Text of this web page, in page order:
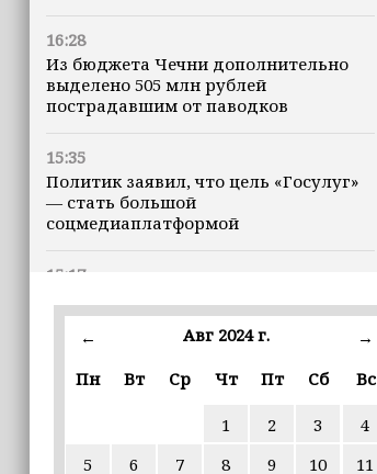
16:28
Из бюджета Чечни дополнительно
выделено 505 млн рублей
пострадавшим от паводков
15:35
Политик заявил, что цель «Госулуг»
— стать большой
соцмедиаплатформой
15:17
готовы к приёму голосов
избирателей
15:02
Турция, Саудовская Аравия и
Пакистан подписали «Мекканское
соглашение» о коллективной обороне
← Авг 2024 г.
→
Пн
Вт Ср Чт Пт Сб Вс
1 2 3
4
5
6 7 8 9 10 11